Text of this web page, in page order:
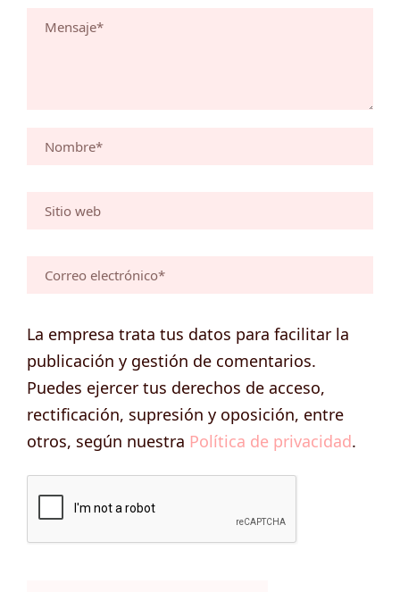
La empresa trata tus datos para facilitar la
publicación y gestión de comentarios.
Puedes ejercer tus derechos de acceso,
rectificación, supresión y oposición, entre
otros, según nuestra Política de privacidad.